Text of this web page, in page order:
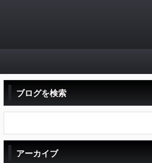
ブログを検索
アーカイブ